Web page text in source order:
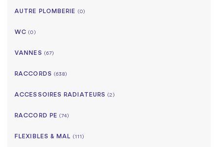
AUTRE PLOMBERIE (0)
WC(0)
VANNES (67)
RACCORDS (638)
ACCESSOIRES RADIATEURS(2)
RACCORD PE(74)
FLEXIBLES & MAL (111)